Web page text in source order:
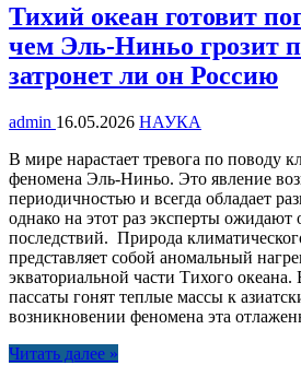
Тихий океан готовит
чем Эль-Ниньо грозит
затронет ли он Россию
admin 16.05.2026 НАУКА
В мире нарастает тревога по поводу
феномена Эль-Ниньо. Это явление
периодичностью и всегда обладает
однако на этот раз эксперты ожидают
последствий. Природа
представляет собой аномальный
экваториальной части Тихого
пассаты гонят теплые массы к
возникновении феномена эта
Читать далее »